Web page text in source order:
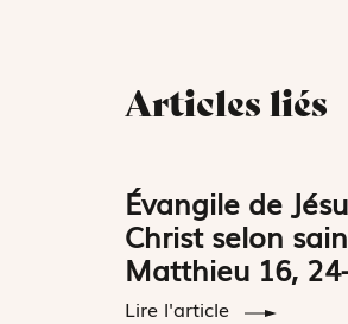
Articles liés
Évangile de
Christ selon
Matthieu 16,
Lire l'article